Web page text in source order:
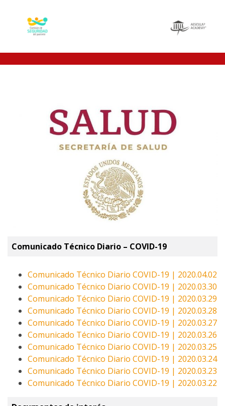
Comunicado Técnico Diario – COVID-19
Comunicado Técnico Diario COVID-19 | 2020.04.02
Comunicado Técnico Diario COVID-19 | 2020.03.30
Comunicado Técnico Diario COVID-19 | 2020.03.29
Comunicado Técnico Diario COVID-19 | 2020.03.28
Comunicado Técnico Diario COVID-19 | 2020.03.27
Comunicado Técnico Diario COVID-19 | 2020.03.26
Comunicado Técnico Diario COVID-19 | 2020.03.25
Comunicado Técnico Diario COVID-19 | 2020.03.24
Comunicado Técnico Diario COVID-19 | 2020.03.23
Comunicado Técnico Diario COVID-19 | 2020.03.22